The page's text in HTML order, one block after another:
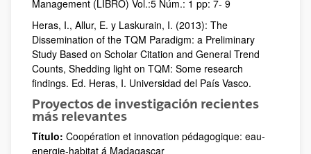
Management (LIBRO) Vol.:5 Núm.: 1 pp: 7- 9
Heras, I., Allur, E. y Laskurain, I. (2013): The
Dissemination of the TQM Paradigm: a Preliminary
Study Based on Scholar Citation and General Trend
Counts, Shedding light on TQM: Some research
findings. Ed. Heras, I. Universidad del País Vasco.
Proyectos de investigación recientes
más relevantes
Título: Coopération et innovation pédagogique: eau-
energie-habitat á Madagascar